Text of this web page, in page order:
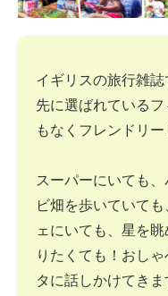
イギリスの旅行雑
先に選ばれている
もなくフレンドリー
スーパーにいても
ビ畑を歩いていて
ェにいても、星を
りたくても！おし
タに話しかけてきま